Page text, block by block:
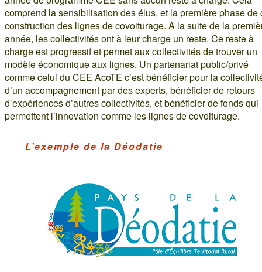
comprend la sensibilisation des élus, et la première phase de
construction des lignes de covoiturage. A la suite de la
année, les collectivités ont à leur charge un reste. Ce reste à
charge est progressif et permet aux collectivités de trouver un
modèle économique aux lignes. Un partenariat public/privé
comme celui du CEE AcoTE c’est bénéficier pour la
d’un accompagnement par des experts, bénéficier de retours
d’expériences d’autres collectivités, et bénéficier de fonds qui
permettent l’innovation comme les lignes de covoiturage.
L’exemple de la Déodatie